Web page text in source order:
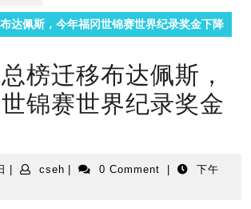
达佩斯，今年福冈世锦赛世界纪录奖金下降
榜迁移布达佩斯，
锦赛世界纪录奖金
2023
cseh cseh 0 Comment
下午